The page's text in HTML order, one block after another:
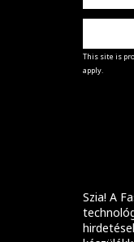
Szia! A
This site is
apply.